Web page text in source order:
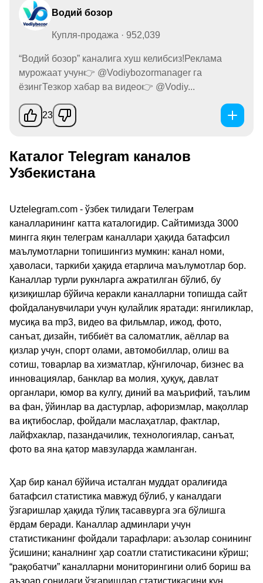
Водий бозор
Купля-продажа · 952,039
“Водий бозор” каналига хуш келибсиз!Реклама
мурожаат учун👉 @Vodiybozormanager га
ёзингТезкор хабар ва видео👉 @Vodiy...
23
Каталог Telegram каналов
Узбекистана
Uztelegram.com - ўзбек тилидаги Телеграм
каналларининг катта каталогидир. Сайтимизда 3000
мингга яқин телеграм каналлари ҳақида батафсил
маълумотларни топишингиз мумкин: канал номи,
ҳаволаси, таркиби ҳақида етарлича маълумотлар бор.
Каналлар турли рукнларга ажратилган бўлиб, бу
қизиқишлар бўйича керакли каналларни топишда сайт
фойдаланувчилари учун қулайлик яратади: янгиликлар,
мусиқа ва mp3, видео ва фильмлар, ижод, фото,
санъат, дизайн, тиббиёт ва саломатлик, аёллар ва
қизлар учун, спорт олами, автомобиллар, олиш ва
сотиш, товарлар ва хизматлар, кўнгилочар, бизнес ва
инновациялар, банклар ва молия, ҳуқуқ, давлат
органлари, юмор ва кулгу, диний ва маърифий, таълим
ва фан, ўйинлар ва дастурлар, афоризмлар, мақоллар
ва иқтибослар, фойдали маслаҳатлар, фактлар,
лайфхаклар, пазандачилик, технологиялар, санъат,
фото ва яна қатор мавзуларда жамланган.
Ҳар бир канал бўйича исталган муддат оралиғида
батафсил статистика мавжуд бўлиб, у каналдаги
ўзгаришлар ҳақида тўлиқ тасаввурга эга бўлишга
ёрдам беради. Каналлар админлари учун
статистиканинг фойдали тарафлари: аъзолар сонининг
ўсишини; каналнинг ҳар соатли статистикасини кўриш;
“рақобатчи” каналларни мониторингини олиб бориш ва
аъзоар сонидаги ўзгаришлар статистикасини кун,